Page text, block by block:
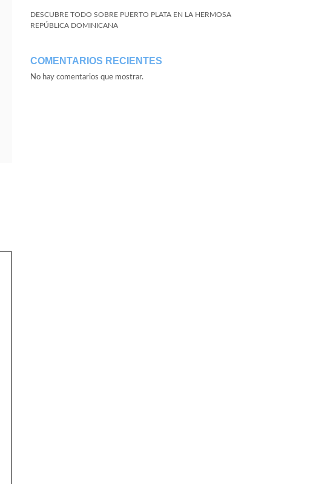
DESCUBRE TODO SOBRE PUERTO PLATA EN LA HERMOSA
REPÚBLICA DOMINICANA
COMENTARIOS RECIENTES
No hay comentarios que mostrar.